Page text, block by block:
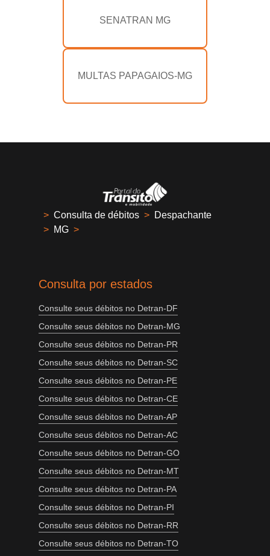
SENATRAN MG
MULTAS PAPAGAIOS-MG
> Consulta de débitos > Despachante
> MG >
Consulta por estados
Consulte seus débitos no Detran-DF
Consulte seus débitos no Detran-MG
Consulte seus débitos no Detran-PR
Consulte seus débitos no Detran-SC
Consulte seus débitos no Detran-PE
Consulte seus débitos no Detran-CE
Consulte seus débitos no Detran-AP
Consulte seus débitos no Detran-AC
Consulte seus débitos no Detran-GO
Consulte seus débitos no Detran-MT
Consulte seus débitos no Detran-PA
Consulte seus débitos no Detran-PI
Consulte seus débitos no Detran-RR
Consulte seus débitos no Detran-TO